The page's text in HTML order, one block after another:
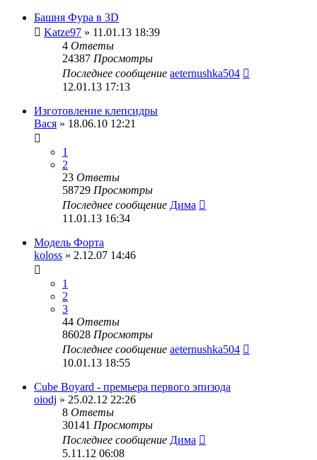
Башня Фура в 3D
Katze97 » 11.01.13 18:39
4 Ответы
24387 Просмотры
Последнее сообщение aeternushka504
12.01.13 17:13
Изготовление клепсидры
Вася » 18.06.10 12:21
1
2
23 Ответы
58729 Просмотры
Последнее сообщение Дима
11.01.13 16:34
Модель Форта
koloss » 2.12.07 14:46
1
2
3
44 Ответы
86028 Просмотры
Последнее сообщение aeternushka504
10.01.13 18:55
Cube Boyard - премьера первого эпизода
oiodj » 25.02.12 22:26
8 Ответы
30141 Просмотры
Последнее сообщение Дима
5.11.12 06:08